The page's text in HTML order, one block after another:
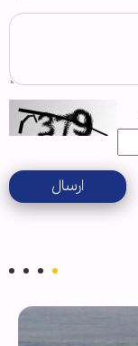
ارسال